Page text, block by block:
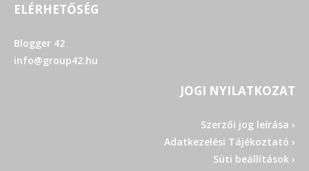
ELÉRHETŐSÉG
Blogger 42
info@group42.hu
JOGI NYILATKOZAT
Szerzői jog leírása ›
Adatkezelési Tájékoztató ›
Süti beállítások ›